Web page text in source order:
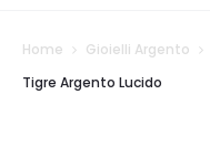
Home Gioielli Argento
Tigre Argento Lucido